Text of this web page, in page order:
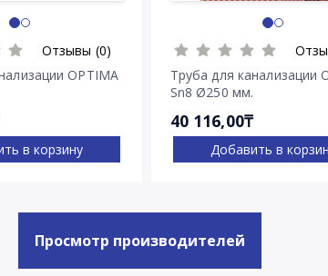
Отзывы (0)
OPTIMA
в корзину
Труба для канализации
Sn8 Ø250 мм.
40 116,00₸
Добавить в
Просмотр производителей